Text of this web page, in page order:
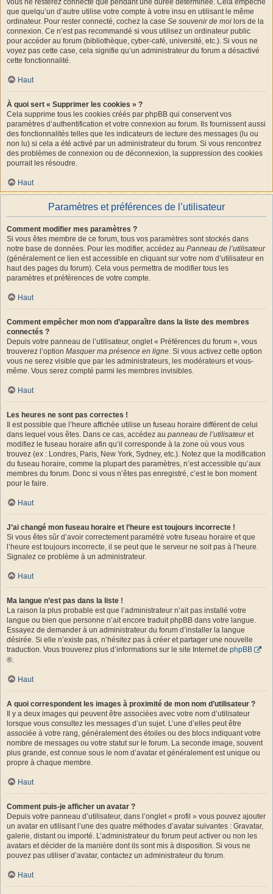
vous ne resterez connecté que pendant une durée déterminée. Cela empêche
que quelqu’un d’autre utilise votre compte à votre insu en utilisant le même
ordinateur. Pour rester connecté, cochez la case Se souvenir de moi lors de la
connexion. Ce n’est pas recommandé si vous utilisez un ordinateur public
pour accéder au forum (bibliothèque, cyber-café, université, etc.). Si vous ne
voyez pas cette case, cela signifie qu’un administrateur du forum a désactivé
cette fonctionnalité.
Haut
À quoi sert « Supprimer les cookies » ?
Cela supprime tous les cookies créés par phpBB qui conservent vos
paramètres d’authentification et votre connexion au forum. Ils fournissent aussi
des fonctionnalités telles que les indicateurs de lecture des messages (lu ou
non lu) si cela a été activé par un administrateur du forum. Si vous rencontrez
des problèmes de connexion ou de déconnexion, la suppression des cookies
pourrait les résoudre.
Haut
Paramètres et préférences de l’utilisateur
Comment modifier mes paramètres ?
Si vous êtes membre de ce forum, tous vos paramètres sont stockés dans
notre base de données. Pour les modifier, accédez au Panneau de l’utilisateur
(généralement ce lien est accessible en cliquant sur votre nom d’utilisateur en
haut des pages du forum). Cela vous permettra de modifier tous les
paramètres et préférences de votre compte.
Haut
Comment empêcher mon nom d’apparaître dans la liste des membres
connectés ?
Depuis votre panneau de l’utilisateur, onglet « Préférences du forum », vous
trouverez l’option Masquer ma présence en ligne. Si vous activez cette option
vous ne serez visible que par les administrateurs, les modérateurs et vous-
même. Vous serez compté parmi les membres invisibles.
Haut
Les heures ne sont pas correctes !
Il est possible que l’heure affichée utilise un fuseau horaire différent de celui
dans lequel vous êtes. Dans ce cas, accédez au panneau de l’utilisateuret
modifiez le fuseau horaire afin qu’il corresponde à la zone où vous vous
trouvez (ex : Londres, Paris, New York, Sydney, etc.). Notez que la modification
du fuseau horaire, comme la plupart des paramètres, n’est accessible qu’aux
membres du forum. Donc si vous n’êtes pas enregistré, c’est le bon moment
pour le faire.
Haut
J’ai changé mon fuseau horaire et l’heure est toujours incorrecte !
Si vous êtes sûr d’avoir correctement paramétré votre fuseau horaire et que
l’heure est toujours incorrecte, il se peut que le serveur ne soit pas à l’heure.
Signalez ce problème à un administrateur.
Haut
Ma langue n’est pas dans la liste !
La raison la plus probable est que l’administrateur n’ait pas installé votre
langue ou bien que personne n’ait encore traduit phpBB dans votre langue.
Essayez de demander à un administrateur du forum d’installer la langue
désirée. Si elle n’existe pas, n’hésitez pas à créer et partager une nouvelle
traduction. Vous trouverez plus d’informations sur le site Internet de phpBB
®.
Haut
A quoi correspondent les images à proximité de mon nom d’utilisateur ?
Il y a deux images qui peuvent être associées avec votre nom d’utilisateur
lorsque vous consultez les messages d’un sujet. L’une d’elles peut être
associée à votre rang, généralement des étoiles ou des blocs indiquant votre
nombre de messages ou votre statut sur le forum. La seconde image, souvent
plus grande, est connue sous le nom d’avatar et généralement est unique ou
propre à chaque membre.
Haut
Comment puis-je afficher un avatar ?
Depuis votre panneau d’utilisateur, dans l’onglet « profil » vous pouvez ajouter
un avatar en utilisant l’une des quatre méthodes d’avatar suivantes : Gravatar,
galerie, distant ou importé. L’administrateur du forum peut activer ou non les
avatars et décider de la manière dont ils sont mis à disposition. Si vous ne
pouvez pas utiliser d’avatar, contactez un administrateur du forum.
Haut